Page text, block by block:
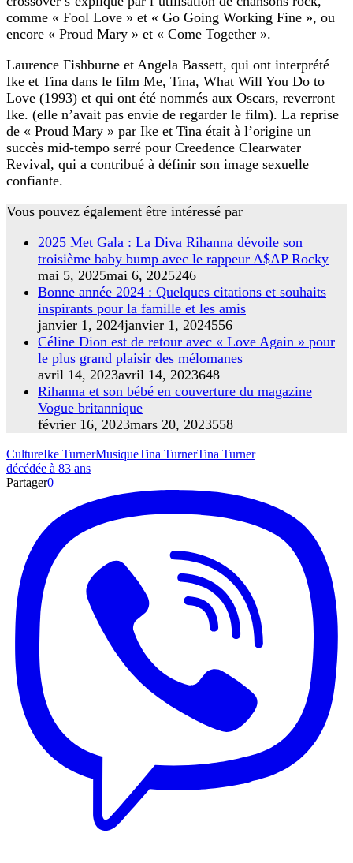
comme « Fool Love » et « Go Going Working Fine », ou
encore « Proud Mary » et « Come Together ».
Laurence Fishburne et Angela Bassett, qui ont interprété
Ike et Tina dans le film Me, Tina, What Will You Do to
Love (1993) et qui ont été nommés aux Oscars, reverront
Ike. (elle n’avait pas envie de regarder le film). La reprise
de « Proud Mary » par Ike et Tina était à l’origine un
succès mid-tempo serré pour Creedence Clearwater
Revival, qui a contribué à définir son image sexuelle
confiante.
Vous pouvez également être intéressé par
2025 Met Gala : La Diva Rihanna dévoile son
troisième baby bump avec le rappeur A$AP Rocky
mai 5, 2025mai 6, 2025246
Bonne année 2024 : Quelques citations et souhaits
inspirants pour la famille et les amis
janvier 1, 2024janvier 1, 2024556
Céline Dion est de retour avec « Love Again » pour
le plus grand plaisir des mélomanes
avril 14, 2023avril 14, 2023648
Rihanna et son bébé en couverture du magazine
Vogue britannique
février 16, 2023mars 20, 2023558
CultureIke TurnerMusiqueTina TurnerTina Turner
décédée à 83 ans
Partager0